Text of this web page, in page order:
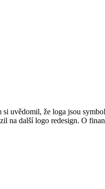
uvědomil, že loga jsou
na další logo redesign. O